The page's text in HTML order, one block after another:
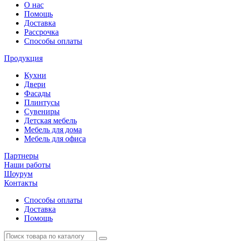
О нас
Помощь
Доставка
Рассрочка
Способы оплаты
Продукция
Кухни
Двери
Фасады
Плинтусы
Сувениры
Детская мебель
Мебель для дома
Мебель для офиса
Партнеры
Наши работы
Шоурум
Контакты
Способы оплаты
Доставка
Помощь